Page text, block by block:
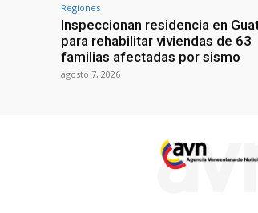
Regiones
Inspeccionan residencia en
para rehabilitar viviendas de 63
familias afectadas por sismo
agosto 7, 2026